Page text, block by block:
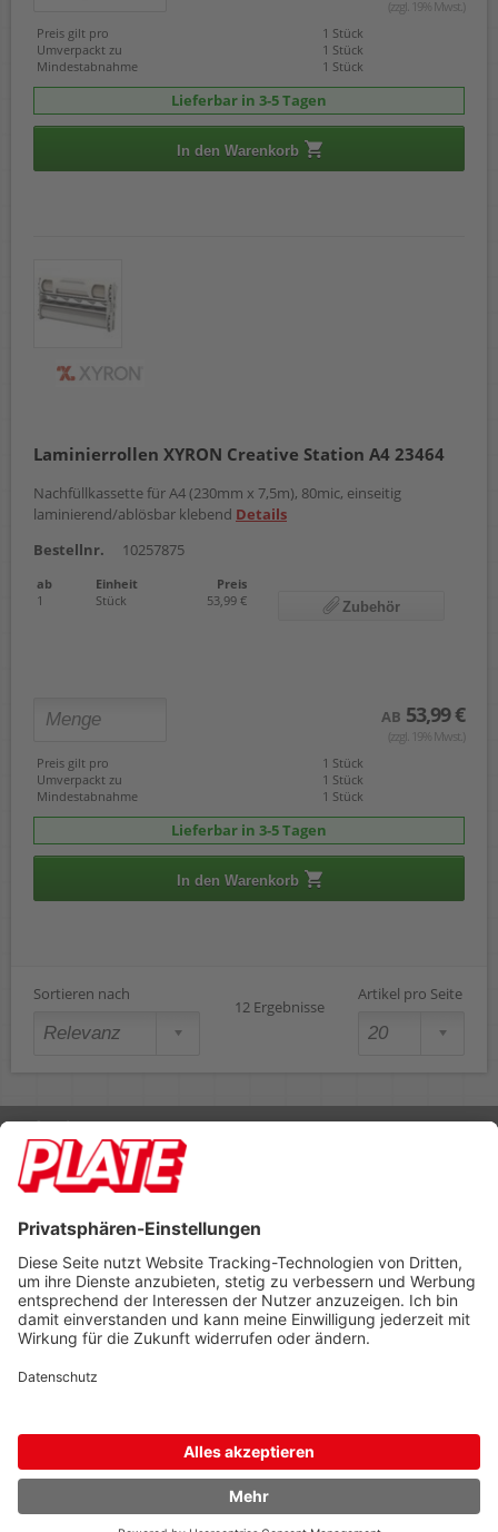
(zzgl. 19% Mwst.)
Preis gilt pro
1 Stück
Umverpackt zu
1 Stück
Mindestabnahme
1 Stück
Lieferbar in 3-5 Tagen
In den Warenkorb
Laminierrollen XYRON Creative Station A4 23464
Nachfüllkassette für A4 (230mm x 7,5m), 80mic, einseitig
laminierend/ablösbar klebend Details
Bestellnr.
10257875
ab Einheit
Preis
1
Stück 53,99 € Zubehör
AB 53,99 €
(zzgl. 19% Mwst.)
Preis gilt pro
1 Stück
Umverpackt zu
1 Stück
Mindestabnahme
1 Stück
Lieferbar in 3-5 Tagen
In den Warenkorb
Sortieren nach
12 Ergebnisse
Artikel pro Seite
Rufen Sie uns an 04298 401-0
Lieferbedingungen Impressum
Footer anzeigen
PLATE Büromaterial Vertriebs GmbH
Hilligenwarf 5
entwicklung: decoit